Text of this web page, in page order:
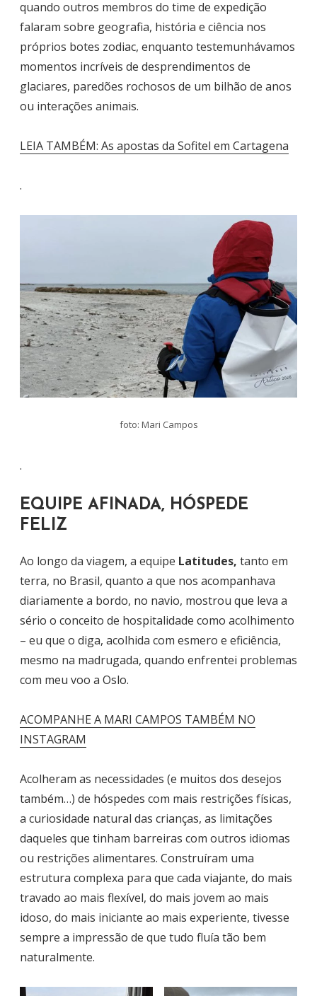
quando outros membros do time de expedição
falaram sobre geografia, história e ciência nos
próprios botes zodiac, enquanto testemunhávamos
momentos incríveis de desprendimentos de
glaciares, paredões rochosos de um bilhão de anos
ou interações animais.
LEIA TAMBÉM: As apostas da Sofitel em Cartagena
.
foto: Mari Campos
.
EQUIPE AFINADA, HÓSPEDE
FELIZ
Ao longo da viagem, a equipe Latitudes, tanto em
terra, no Brasil, quanto a que nos acompanhava
diariamente a bordo, no navio, mostrou que leva a
sério o conceito de hospitalidade como acolhimento
– eu que o diga, acolhida com esmero e eficiência,
mesmo na madrugada, quando enfrentei problemas
com meu voo a Oslo.
ACOMPANHE A MARI CAMPOS TAMBÉM NO
INSTAGRAM
Acolheram as necessidades (e muitos dos desejos
também…) de hóspedes com mais restrições físicas,
a curiosidade natural das crianças, as limitações
daqueles que tinham barreiras com outros idiomas
ou restrições alimentares. Construíram uma
estrutura complexa para que cada viajante, do mais
travado ao mais flexível, do mais jovem ao mais
idoso, do mais iniciante ao mais experiente, tivesse
sempre a impressão de que tudo fluía tão bem
naturalmente.